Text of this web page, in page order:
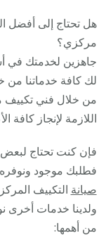
هل تحتاج إلى أفضل
مركزي؟
جاهزين لخدمتك في
لك كافة خدماتنا من
من خلال فني تكييف
اللازمة لإنجاز كافة
فإن كنت تحتاج لبعض
فطلبك موجود
صيانة التكييف
ولدينا خدمات أخرى
من أهمها: